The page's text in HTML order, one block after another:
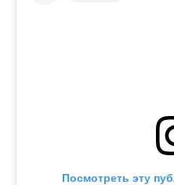
Посмотреть эту